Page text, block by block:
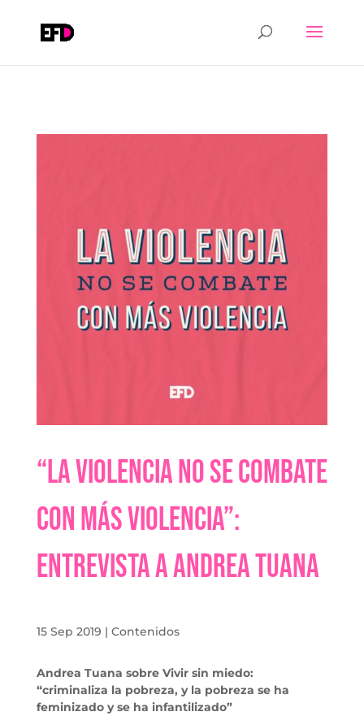
“La violencia no se combate
con más violencia”:
entrevista a Andrea Tuana
15 Sep 2019 | Contenidos
Andrea Tuana sobre Vivir sin miedo:
“criminaliza la pobreza, y la pobreza se ha
feminizado y se ha infantilizado”